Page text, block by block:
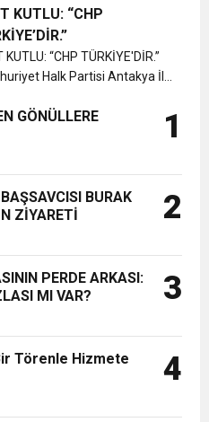
Belediye Başkanı Ayhan
“Osmanlı İmparatorluğunun
722.yılı dolayısıyla yazılı
açıklaması yaptı. ...
KUTLU: “CHP
KUTLU: “CHP TÜRKİYE'DİR.”
Halk Partisi Antakya İlçe
97. yıl dönümü
Halk Par...
GÖNÜLLERE
1
BURAK
ZİYARETİ
2
PERDE ARKASI:
MI VAR?
3
Törenle Hizmete
4